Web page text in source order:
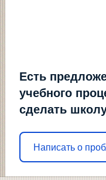
Есть
учебного
сделать
Написать о